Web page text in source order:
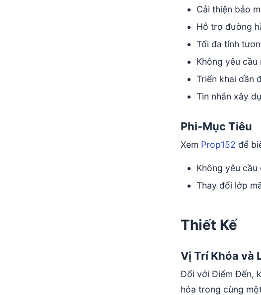
Cải thiện bảo
Hỗ trợ đường
Tối đa tính
Không yêu cầu
Triển khai dần
Tin nhắn xây
Phi-Mục Tiêu
Xem Prop152 để
Không yêu
Thay đổi lớp
Thiết Kế
Vị Trí Khóa và
Đối với Điểm Đến,
hóa trong cùng